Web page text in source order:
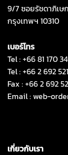
9/7 ซอยรัชดาภิเษ
กรุงเทพฯ 10310
เบอร์โทร
Tel : +66 81 170
Tel : +66 2 692
Fax : +66 2 692
Email :web-
เกี่ยวกับเรา